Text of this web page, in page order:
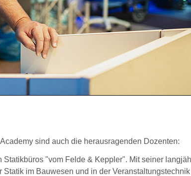
sind auch die herausragenden Dozenten:
Statikbüros "vom Felde & Keppler". Mit seiner
im Bauwesen und in der